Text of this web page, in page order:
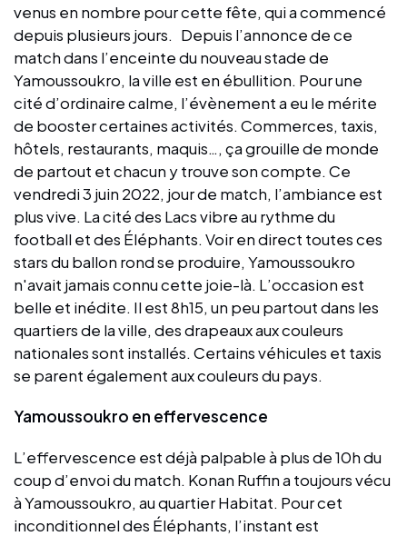
venus en nombre pour cette fête, qui a commencé
depuis plusieurs jours. Depuis l’annonce de ce
match dans l’enceinte du nouveau stade de
Yamoussoukro, la ville est en ébullition. Pour une
cité d’ordinaire calme, l’évènement a eu le mérite
de booster certaines activités. Commerces, taxis,
hôtels, restaurants, maquis…, ça grouille de monde
de partout et chacun y trouve son compte. Ce
vendredi 3 juin 2022, jour de match, l’ambiance est
plus vive. La cité des Lacs vibre au rythme du
football et des Éléphants. Voir en direct toutes ces
stars du ballon rond se produire, Yamoussoukro
n'avait jamais connu cette joie-là. L’occasion est
belle et inédite. Il est 8h15, un peu partout dans les
quartiers de la ville, des drapeaux aux couleurs
nationales sont installés. Certains véhicules et taxis
se parent également aux couleurs du pays.
Yamoussoukro en effervescence
L’effervescence est déjà palpable à plus de 10h du
coup d’envoi du match. Konan Ruffin a toujours vécu
à Yamoussoukro, au quartier Habitat. Pour cet
inconditionnel des Éléphants, l’instant est